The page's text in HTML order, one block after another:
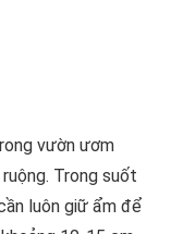
vườn ươm
Trong suốt
luôn giữ ẩm để